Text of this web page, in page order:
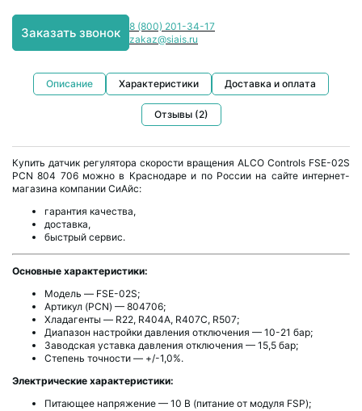
Заказать звонок
8 (800) 201-34-17
zakaz@siais.ru
Описание Характеристики Доставка и оплата
Отзывы (2)
Купить датчик регулятора скорости вращения ALCO Controls FSE-02S
PCN 804 706 можно в Краснодаре и по России на сайте интернет-
магазина компании СиАйс:
гарантия качества,
доставка,
быстрый сервис.
Основные характеристики:
Модель — FSE-02S;
Артикул (PCN) — 804706;
Хладагенты — R22, R404A, R407C, R507;
Диапазон настройки давления отключения — 10-21 бар;
Заводская уставка давления отключения — 15,5 бар;
Степень точности — +/-1,0%.
Электрические характеристики:
Питающее напряжение — 10 В (питание от модуля FSP);